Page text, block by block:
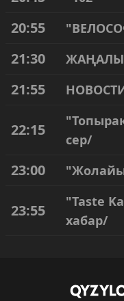
20:55
21:30
21:55
22:15
сер/
23:00
23:55
"Taste
хабар/